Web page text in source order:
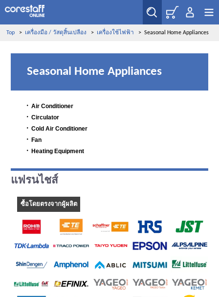
Top > เครื่องมือ / วัสดุสิ้นเปลือง > เครื่องใช้ไฟฟ้า > Seasonal Home Appliances
Seasonal Home Appliances
・ Air Conditioner
・ Circulator
・ Cold Air Conditioner
・ Fan
・ Heating Equipment
แฟรนไชส์
ซื้อโดยตรงจากผู้ผลิต